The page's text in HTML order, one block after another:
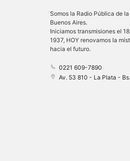
Somos la Radio Pública de
Buenos Aires.
Iniciamos transmisiones el
1937, HOY renovamos la
hacia el futuro.
0221 609-7890
Av. 53 810 - La Plata -